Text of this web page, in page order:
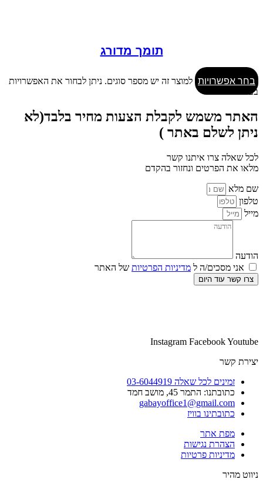
תומך מדורג
בחר אפשרויות למוצר זה יש מספר סוגים. ניתן לבחור את האפשרויות
בעמוד המוצר
האתר משמש לקבלת הצעות מחיר בלבד(לא
ניתן לשלם באתר )
לכל שאלה צרו איתנו קשר
מלאו את הפרטים ונחזור בהקדם
שם מלא
טלפון
מייל
הודעה
אני מסכים/ה ל מדיניות הפרטיות של האתר
צרו קשר עוד היום
Instagram FacebookYoutube
יצירת קשר
זמינים לכל שאלה 03-6044919
כתובתנו: התמר 45, מושב חמד​
gabayoffice1@gmail.com
כתובתינו בוויז
מפת אתר
הצהרת נגישות
מדיניות פרטיות
ניווט מהיר